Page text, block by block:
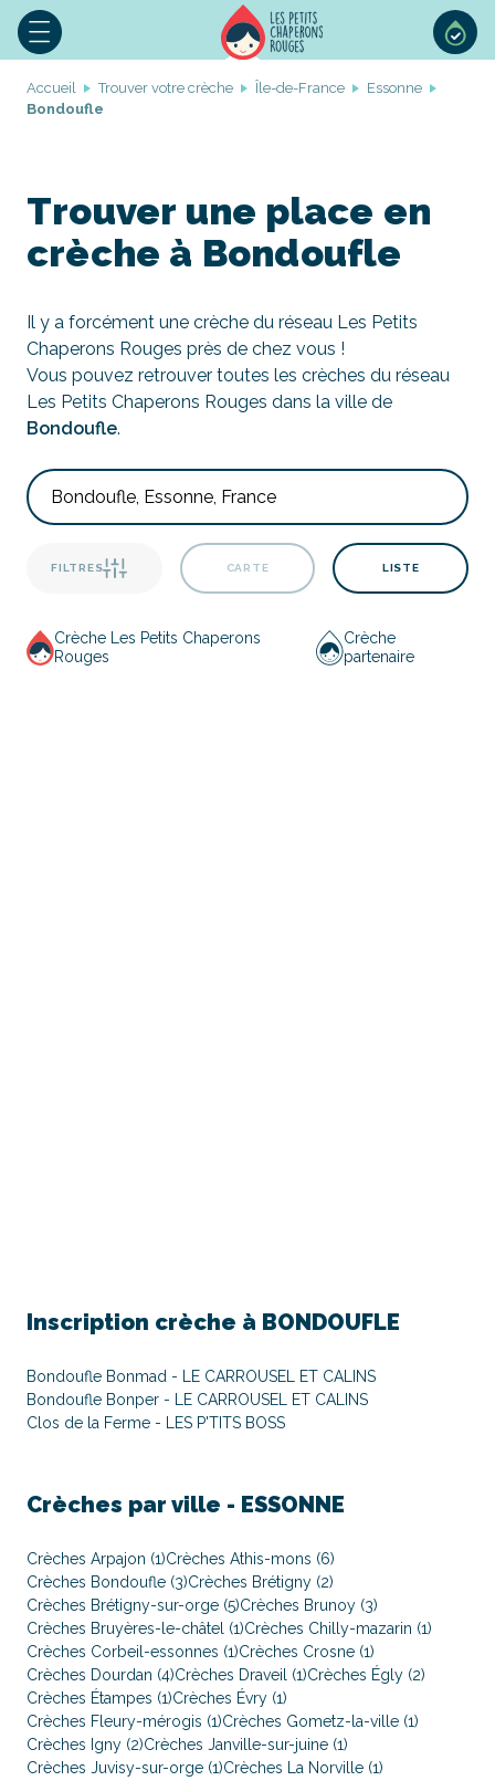
Accueil Trouver votre crèche Île-de-France
Essonne
Bondoufle
Trouver une place en
crèche à Bondoufle
Il y a forcément une crèche du réseau Les Petits
Chaperons Rouges près de chez vous !
Vous pouvez retrouver toutes les crèches du réseau
Les Petits Chaperons Rouges dans la ville de
Bondoufle.
FILTRES CARTE LISTE
Crèche Les Petits Chaperons
Rouges
Crèche
partenaire
Inscription crèche à BONDOUFLE
Bondoufle Bonmad - LE CARROUSEL ET CALINS
Bondoufle Bonper - LE CARROUSEL ET CALINS
Clos de la Ferme - LES P'TITS BOSS
Crèches par ville - ESSONNE
Crèches Arpajon (1)Crèches Athis-mons (6)
Crèches Bondoufle (3)Crèches Brétigny (2)
Crèches Brétigny-sur-orge (5)Crèches Brunoy (3)
Crèches Bruyères-le-châtel (1)Crèches Chilly-mazarin (1)
Crèches Corbeil-essonnes (1)Crèches Crosne (1)
Crèches Dourdan (4)Crèches Draveil (1)Crèches Égly (2)
Crèches Étampes (1)Crèches Évry (1)
Crèches Fleury-mérogis (1)Crèches Gometz-la-ville (1)
Crèches Igny (2)Crèches Janville-sur-juine (1)
Crèches Juvisy-sur-orge (1)Crèches La Norville (1)